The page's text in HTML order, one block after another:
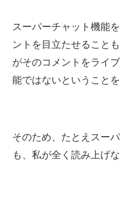
スーパーチャット機能
ントを目立たせること
がそのコメントをライ
能ではないということ
そのため、たとえスー
も、私が全く読み上げ